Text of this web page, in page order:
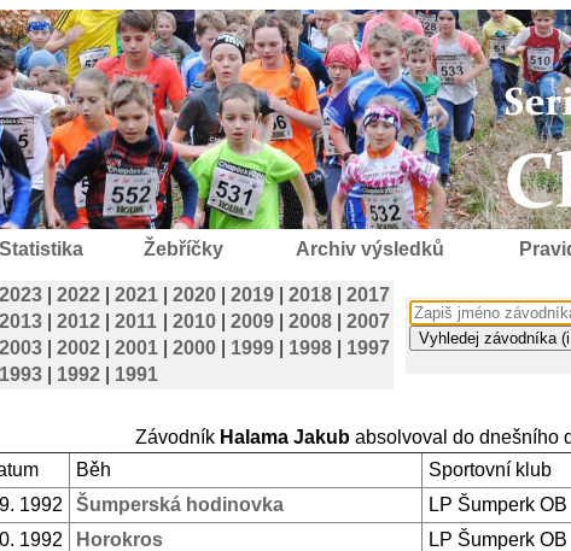
Statistika Žebříčky Archiv výsledků
2023 2022 2021 2020 2019 2018
2017
2013 2012 2011 2010 2009 2008
2007
2003 2002 2001 2000 1999 1998
1997
1993 1992 1991
Závodník Halama Jakub absolvoval do dnešního
Běh Sportovní klub
1992
Šumperská hodinovka LP Šumperk OB
1992
Horokros LP Šumperk OB